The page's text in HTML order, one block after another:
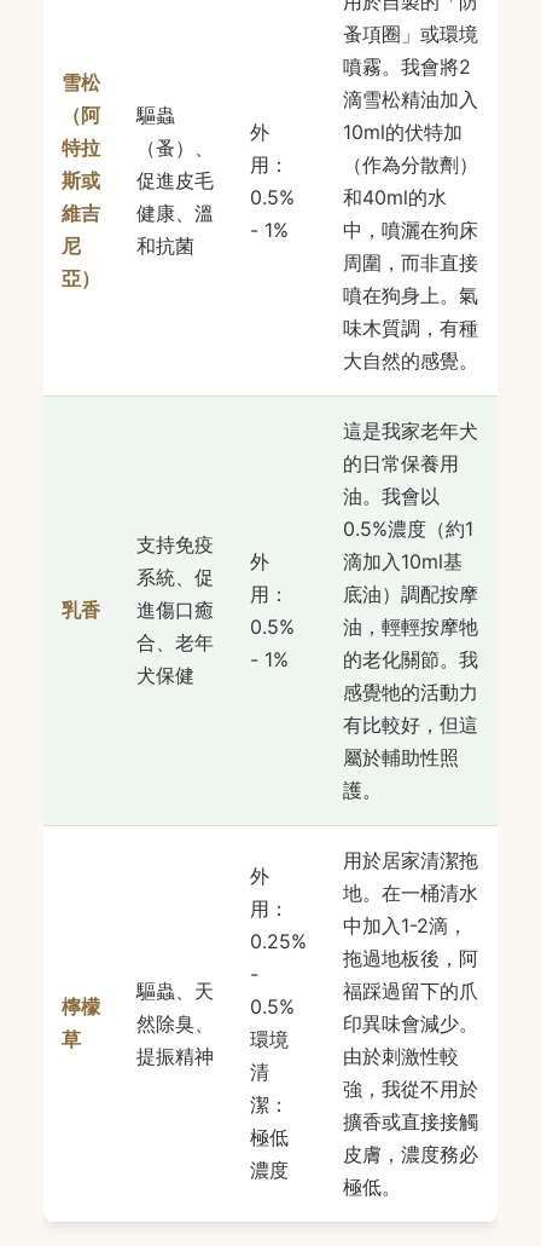
雪松
（阿
特拉
斯或
維吉
尼
亞）
驅蟲
（蚤）、
促進皮毛
健康、溫
和抗菌
外
用：
0.5%
- 1%
蚤項圈」或環境
噴霧。我會將2
滴雪松精油加入
10ml的伏特加
（作為分散劑）
和40ml的水
中，噴灑在狗床
周圍，而非直接
噴在狗身上。氣
味木質調，有種
大自然的感覺。
乳香
支持免疫
系統、促
進傷口癒
合、老年
犬保健
外
用：
0.5%
- 1%
這是我家老年犬
的日常保養用
油。我會以
0.5%濃度（約1
滴加入10ml基
底油）調配按摩
油，輕輕按摩牠
的老化關節。我
感覺牠的活動力
有比較好，但這
屬於輔助性照
護。
檸檬
草
驅蟲、天
然除臭、
提振精神
外
用：
0.25%
-
0.5%
環境
清
潔：
極低
濃度
用於居家清潔拖
地。在一桶清水
中加入1-2滴，
拖過地板後，阿
福踩過留下的爪
印異味會減少。
由於刺激性較
強，我從不用於
擴香或直接接觸
皮膚，濃度務必
極低。